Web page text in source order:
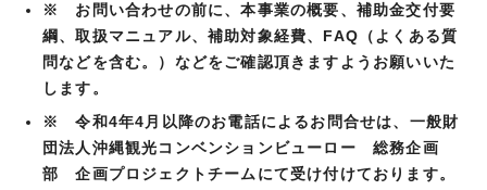
※ お問い合わせの前に、本事業の概要、補助金交付要
綱、取扱マニュアル、補助対象経費、FAQ（よくある質
問などを含む。）などをご確認頂きますようお願いいた
します。
※ 令和4年4月以降のお電話によるお問合せは、一般財
団法人沖縄観光コンベンションビューロー 総務企画
部 企画プロジェクトチーム にて受け付けております。